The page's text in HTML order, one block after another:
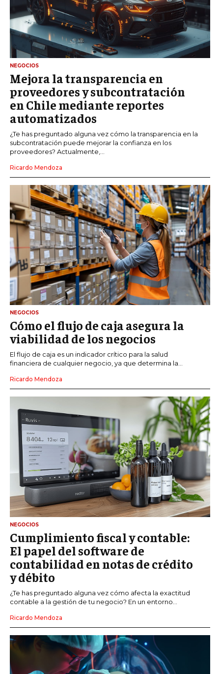
NEGOCIOS
Mejora la transparencia en
proveedores y subcontratación
en Chile mediante reportes
automatizados
¿Te has preguntado alguna vez cómo la transparencia en la
subcontratación puede mejorar la confianza en los
proveedores? Actualmente,...
Ricardo Mendoza
NEGOCIOS
Cómo el flujo de caja asegura la
viabilidad de los negocios
El flujo de caja es un indicador crítico para la salud
financiera de cualquier negocio, ya que determina la...
Ricardo Mendoza
NEGOCIOS
Cumplimiento fiscal y contable:
El papel del software de
contabilidad en notas de crédito
y débito
¿Te has preguntado alguna vez cómo afecta la exactitud
contable a la gestión de tu negocio? En un entorno...
Ricardo Mendoza